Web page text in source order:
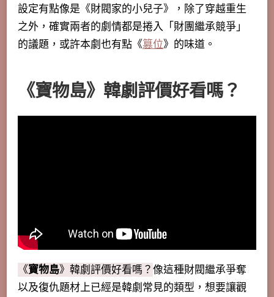
設定有點像是《財閥家的小兒子》，除了穿越重生
之外，確實兩者的劇情都是捲入「財團繼承競爭」
的議題，或許本劇也有點《篡位》的味道。
《寶物島》韓劇評價好看嗎？
《寶物島》韓劇評價好看嗎？像這種財閥繼承爭奪
以及復仇題材上已經是韓劇常見的類型，想要讓觀